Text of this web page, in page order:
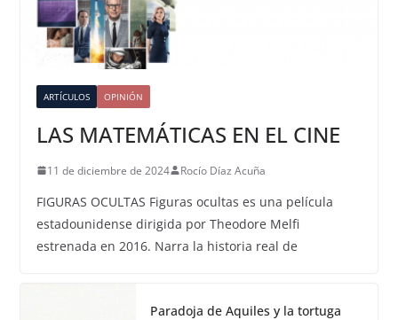
ARTÍCULOS OPINIÓN
LAS MATEMÁTICAS EN EL CINE
11 de diciembre de 2024 Rocío Díaz Acuña
FIGURAS OCULTAS Figuras ocultas es una película
estadounidense dirigida por Theodore Melfi
estrenada en 2016. Narra la historia real de
Paradoja de Aquiles y la tortuga